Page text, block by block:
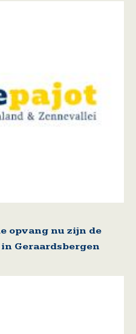
opvang nu zijn de
Geraardsbergen